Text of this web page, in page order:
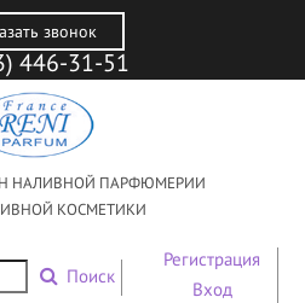
звонок
446-31-51
НАЛИВНОЙ ПАРФЮМЕРИИ
КОСМЕТИКИ
Поиск
Регистрация
Вход